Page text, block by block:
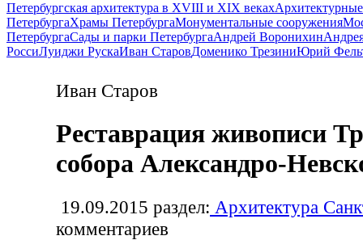
Петербургская архитектура в XVIII и XIX веках
ПетербургаХрамы ПетербургаМонументальные сооружения
ПетербургаСады и парки ПетербургаАндрей Воронихин
РоссиЛуиджи РускаИван СтаровДоменико ТрезиниЮрий
Иван Старов
Реставрация живописи
собора Александро-
19.09.2015 раздел: Архитектура
комментариев